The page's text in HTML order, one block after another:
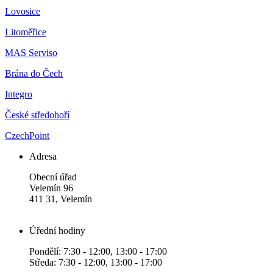
Lovosice
Litoměřice
MAS Serviso
Brána do Čech
Integro
České středohoří
CzechPoint
Adresa
Obecní úřad
Velemín 96
411 31, Velemín
Úřední hodiny
Pondělí: 7:30 - 12:00, 13:00 - 17:00
Středa: 7:30 - 12:00, 13:00 - 17:00